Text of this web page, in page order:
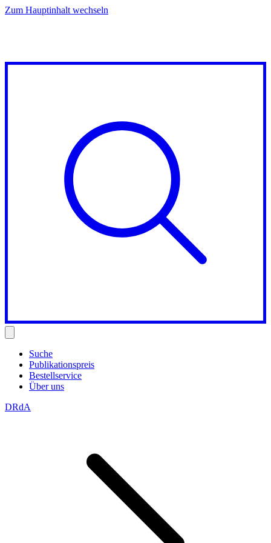
Zum Hauptinhalt wechseln
Suche
Publikationspreis
Bestellservice
Über uns
DRdA